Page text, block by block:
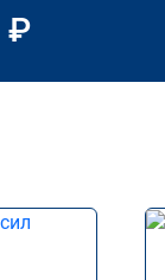
₽